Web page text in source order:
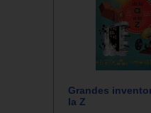
Grandes
la Z